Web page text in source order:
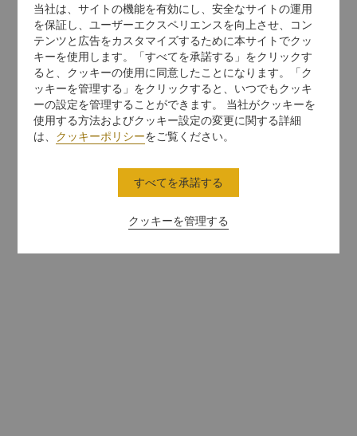
当社は、サイトの機能を有効にし、安全なサイトの運用
を保証し、ユーザーエクスペリエンスを向上させ、コン
テンツと広告をカスタマイズするために本サイトでクッ
キーを使用します。「すべてを承諾する」をクリックす
ると、クッキーの使用に同意したことになります。「ク
ッキーを管理する」をクリックすると、いつでもクッキ
ーの設定を管理することができます。 当社がクッキーを
使用する方法およびクッキー設定の変更に関する詳細
は、 クッキーポリシーをご覧ください。
クッキーを管理する
すべてを承諾する